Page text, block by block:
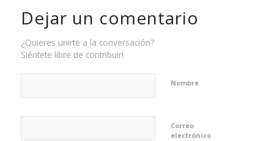
Dejar un comentario
¿Quieres unirte a la conversación?
Siéntete libre de contribuir!
Nombre
Correo
electrónico